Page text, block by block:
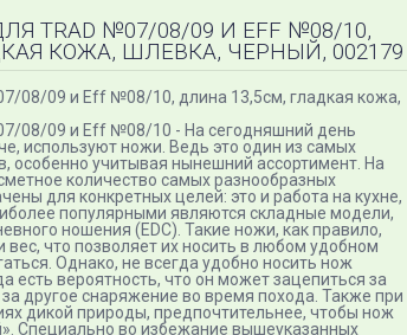
TRAD №07/08/09 И EFF №08/10,
КОЖА, ШЛЕВКА, ЧЕРНЫЙ, 002179
08/09 и Eff №08/10, длина 13,5см, гладкая кожа,
08/09 и Eff №08/10 - На сегодняшний день
используют ножи. Ведь это один из самых
особенно учитывая нынешний ассортимент. На
количество самых разнообразных
для конкретных целей: это и работа на кухне,
популярными являются складные модели,
ношения (EDC). Такие ножи, как правило,
что позволяет их носить в любом удобном
Однако, не всегда удобно носить нож
есть вероятность, что он может зацепиться за
другое снаряжение во время похода. Также при
дикой природы, предпочтительнее, чтобы нож
Специально во избежание вышеуказанных